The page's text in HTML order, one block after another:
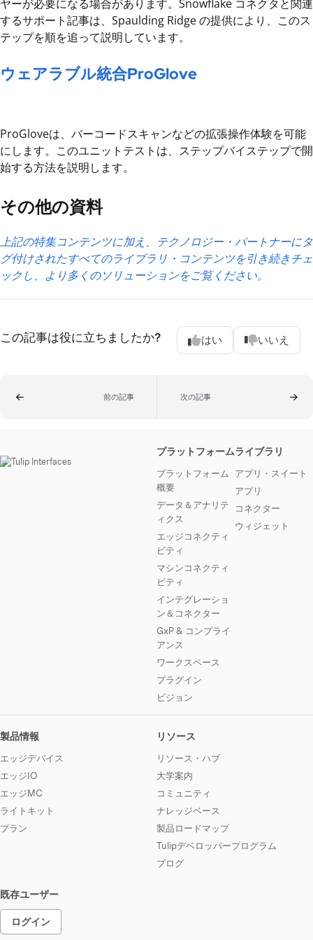
ヤーが必要になる場合があります。Snowflake コネクタと関連
するサポート記事は、Spaulding Ridge の提供により、このス
テップを順を追って説明しています。
ウェアラブル統合ProGlove
ProGloveは、バーコードスキャンなどの拡張操作体験を可能
にします。このユニットテストは、ステップバイステップで開
始する方法を説明します。
その他の資料
上記の特集コンテンツに加え、テクノロジー・パートナーにタ
グ付けされたすべてのライブラリ・コンテンツを引き続きチェ
ックし、より多くのソリューションをご覧ください。
この記事は役に立ちましたか? はい いいえ
前の記事 次の記事
プラットフォーム
プラットフォーム
概要
データ＆アナリテ
ィクス
エッジコネクティ
ビティ
マシンコネクティ
ビティ
インテグレーショ
ン＆コネクター
GxP & コンプライ
アンス
ワークスペース
プラグイン
ビジョン
ライブラリ
アプリ・スイート
アプリ
コネクター
ウィジェット
製品情報
エッジデバイス
エッジIO
エッジMC
ライトキット
プラン
リソース
リソース・ハブ
大学案内
コミュニティ
ナレッジベース
製品ロードマップ
Tulipデベロッパープログラム
ブログ
既存ユーザー
ログイン